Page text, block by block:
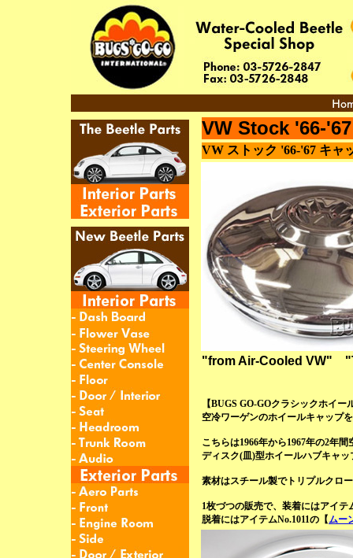
VW Stock '66-
VW ストック '66-'67 キャ
"from Air-Cooled VW"
【BUGS GO-GOクラシックホイー
空冷ワーゲンのホイールキャップ
こちらは1966年から1967年の2年
ディスク(皿)型ホイールハブキャッ
素材はスチール製でトリプルクロ
1枚づつの販売で、装着にはアイテ
脱着にはアイテムNo.1011の【ムー